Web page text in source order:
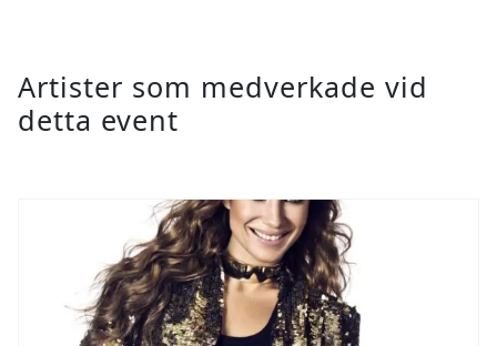
Artister som medverkade vid
detta event